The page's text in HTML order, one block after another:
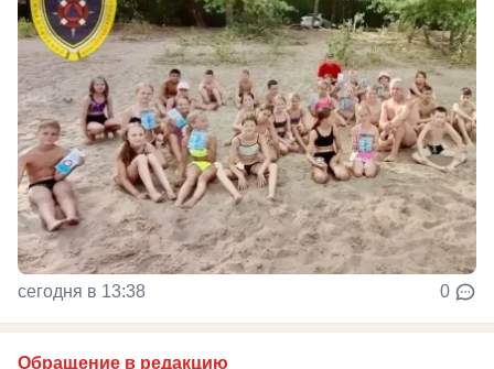
сегодня в 13:38 0
Обращение в редакцию